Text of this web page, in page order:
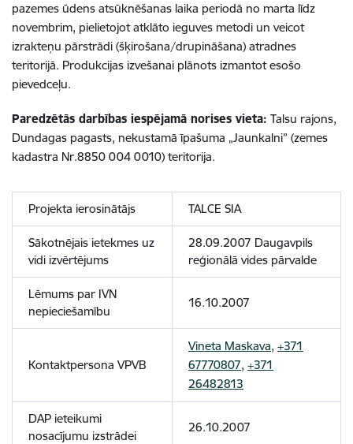
pazemes ūdens atsūknēšanas laika periodā no marta līdz
novembrim, pielietojot atklāto ieguves metodi un veicot
izrakteņu pārstrādi (šķirošana/drupināšana) atradnes
teritorijā. Produkcijas izvešanai plānots izmantot esošo
pievedceļu.
Paredzētās darbības iespējamā norises vieta: Talsu rajons,
Dundagas pagasts, nekustamā īpašuma „Jaunkalni” (zemes
kadastra Nr.8850 004 0010) teritorija.
Projekta ierosinātājs TALCE SIA
Sākotnējais ietekmes uz
vidi izvērtējums
28.09.2007 Daugavpils
reģionālā vides pārvalde
Lēmums par IVN
nepieciešamību
16.10.2007
Kontaktpersona VPVB
Vineta Maskava, +371
67770807, +371
26482813
DAP ieteikumi
nosacījumu izstrādei
26.10.2007